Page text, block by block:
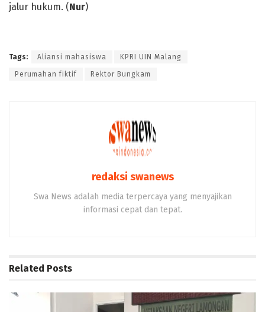
jalur hukum. (Nur)
Tags: Aliansi mahasiswa KPRI UIN Malang
Perumahan fiktif Rektor Bungkam
redaksi swanews
Swa News adalah media terpercaya yang menyajikan
informasi cepat dan tepat.
Related Posts